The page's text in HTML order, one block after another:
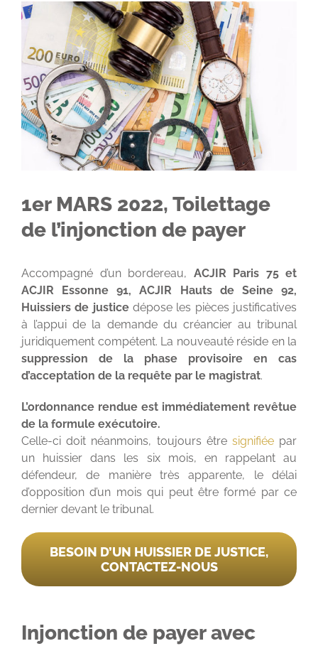
Voir
agrandie
1er MARS 2022, Toilettage
de l’injonction de payer
Accompagné d’un bordereau, ACJIR Paris 75 et
ACJIR Essonne 91, ACJIR Hauts de Seine 92,
Huissiers de justicedépose les pièces justificatives
à l’appui de la demande du créancier au tribunal
juridiquement compétent. La nouveauté réside en la
suppression de la phase provisoire en cas
d’acceptation de la requête par le magistrat.
L’ordonnance rendue est immédiatement revêtue
de la formule exécutoire.
Celle-ci doit néanmoins, toujours être signifiéepar
un huissier dans les six mois, en rappelant au
défendeur, de manière très apparente, le délai
d’opposition d’un mois qui peut être formé par ce
dernier devant le tribunal.
BESOIN D’UN HUISSIER DE JUSTICE,
CONTACTEZ-NOUS
Injonction de payer avec